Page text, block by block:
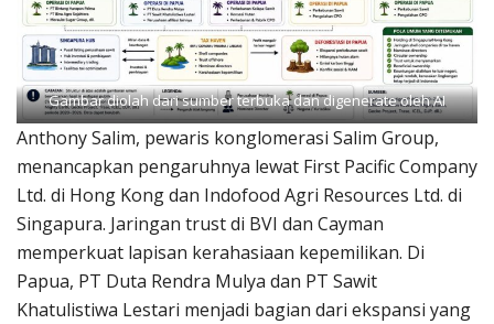
Gambar diolah dari sumber terbuka dan digenerate oleh AI
Anthony Salim, pewaris konglomerasi Salim Group,
menancapkan pengaruhnya lewat First Pacific Company
Ltd. di Hong Kong dan Indofood Agri Resources Ltd. di
Singapura. Jaringan trust di BVI dan Cayman
memperkuat lapisan kerahasiaan kepemilikan. Di
Papua, PT Duta Rendra Mulya dan PT Sawit
Khatulistiwa Lestari menjadi bagian dari ekspansi yang